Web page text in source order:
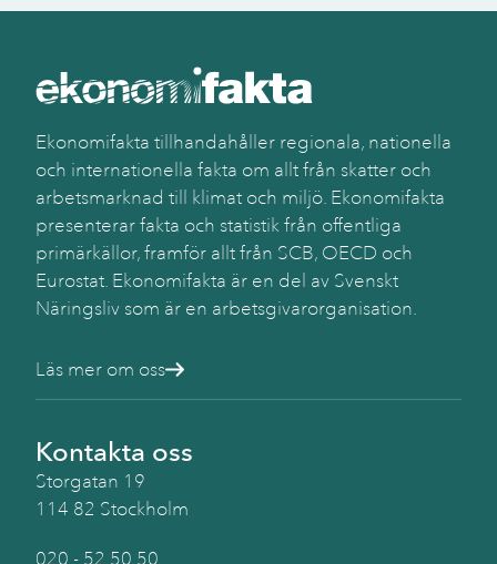
Ekonomifakta tillhandahåller regionala, nationella
och internationella fakta om allt från skatter och
arbetsmarknad till klimat och miljö. Ekonomifakta
presenterar fakta och statistik från offentliga
primärkällor, framför allt från SCB, OECD och
Eurostat. Ekonomifakta är en del av Svenskt
Näringsliv som är en arbetsgivarorganisation.
Läs mer om oss
Kontakta oss
Storgatan 19
114 82 Stockholm
020 - 52 50 50